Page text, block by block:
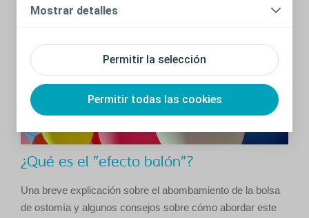
Permitir la selección
Permitir todas las cookies
Mostrar detalles
¿Qué es el "efecto balón"?
Una breve explicación sobre el abombamiento de la bolsa
de ostomía y algunos consejos sobre cómo abordar este